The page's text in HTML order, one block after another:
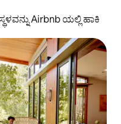
Airbnb ಯಲ್ಲಿ ಹಾಕಿ